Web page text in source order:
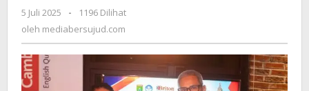
Educatiion
Cambridge
University
5 Juli 2025
oleh
mediabersujud.com
-
1196 Dilihat
oleh mediabersujud.com